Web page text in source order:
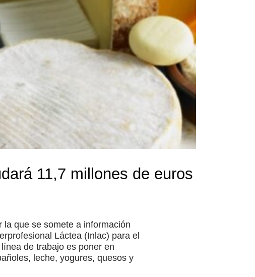
11,7 millones de euros
que se somete a información
Láctea (Inlac) para el
de trabajo es poner en
leche, yogures, quesos y